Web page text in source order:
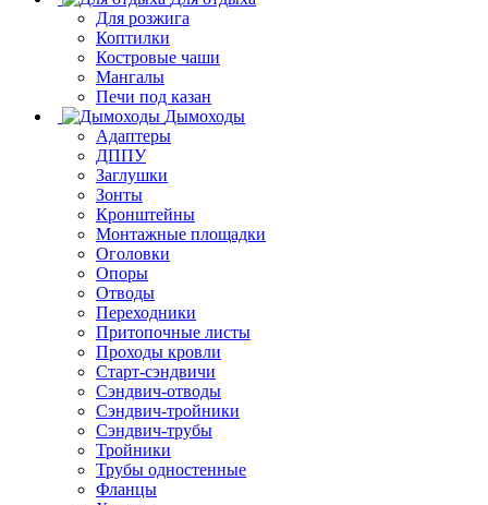
Для розжига
Коптилки
Костровые чаши
Мангалы
Печи под казан
Дымоходы
Адаптеры
ДППУ
Заглушки
Зонты
Кронштейны
Монтажные площадки
Оголовки
Опоры
Отводы
Переходники
Притопочные листы
Проходы кровли
Старт-сэндвичи
Сэндвич-отводы
Сэндвич-тройники
Сэндвич-трубы
Тройники
Трубы одностенные
Фланцы